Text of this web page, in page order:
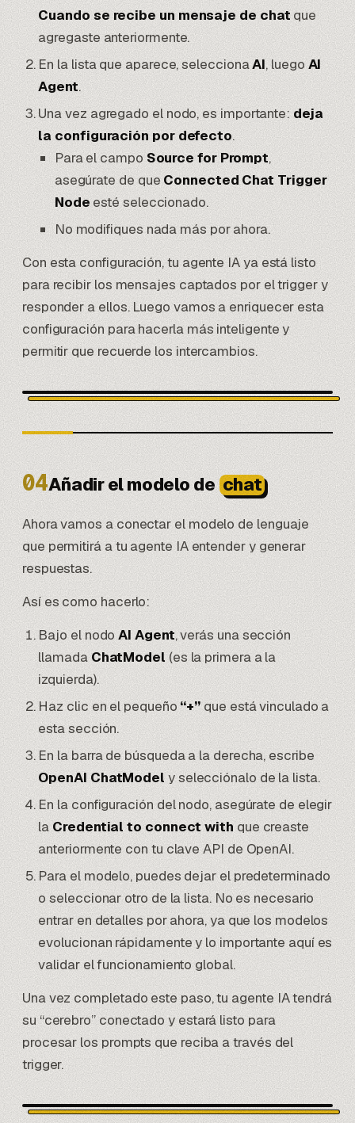
Cuando se recibe un mensaje de chatque
agregaste anteriormente.
En la lista que aparece, seleccionaAI, luegoAI
Agent.
Una vez agregado el nodo, es importante: deja
la configuración por defecto.
Para el campo Source for Prompt,
asegúrate de queConnected Chat Trigger
Node esté seleccionado.
No modifiques nada más por ahora.
Con esta configuración, tu agente IA ya está listo
para recibir los mensajes captados por el trigger y
responder a ellos. Luego vamos a enriquecer esta
configuración para hacerla más inteligente y
permitir que recuerde los intercambios.
04Añadir el modelo de chat
Ahora vamos a conectar el modelo de lenguaje
que permitirá a tu agente IA entender y generar
respuestas.
Así es como hacerlo:
Bajo el nodoAI Agent, verás una sección
llamadaChatModel(es la primera a la
izquierda).
Haz clic en el pequeño“+”que está vinculado a
esta sección.
En la barra de búsqueda a la derecha, escribe
OpenAI ChatModely selecciónalo de la lista.
En la configuración del nodo, asegúrate de elegir
la Credential to connect with que creaste
anteriormente con tu clave API de OpenAI.
Para el modelo, puedes dejar el predeterminado
o seleccionar otro de la lista. No es necesario
entrar en detalles por ahora, ya que los modelos
evolucionan rápidamente y lo importante aquí es
validar el funcionamiento global.
Una vez completado este paso, tu agente IA tendrá
su “cerebro” conectado y estará listo para
procesar los prompts que reciba a través del
trigger.